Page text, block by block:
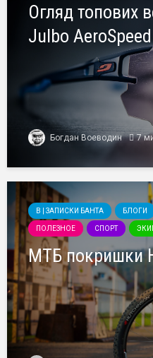
Огляд топових
Julbo AeroSpeed
Богдан Воеводин 7
B | ЗАПИСКИ БАНТА БЛОГИ
ПОЛЕЗНОЕ СПОРТ
МТБ покришки